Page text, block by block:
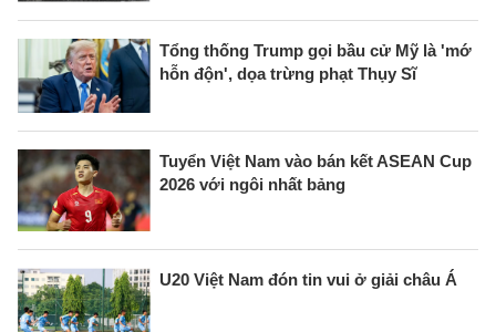
Tổng thống Trump gọi bầu cử Mỹ là 'mớ
hỗn độn', dọa trừng phạt Thụy Sĩ
Tuyển Việt Nam vào bán kết ASEAN Cup
2026 với ngôi nhất bảng
U20 Việt Nam đón tin vui ở giải châu Á